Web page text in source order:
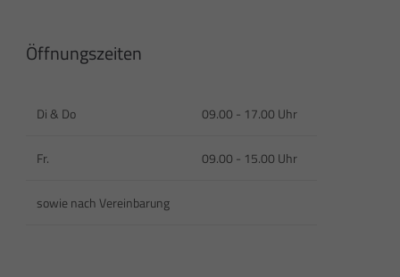
Öffnungszeiten
Di & Do 09.00 - 17.00 Uhr
Fr. 09.00 - 15.00 Uhr
sowie nach Vereinbarung